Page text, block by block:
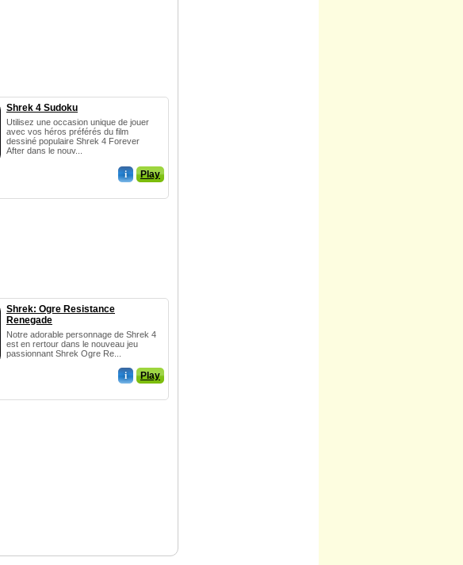
Shrek 4 Sudoku
Utilisez une occasion unique de jouer
avec vos héros préférés du film
dessiné populaire Shrek 4 Forever
After dans le nouv...
i Play
Shrek: Ogre Resistance
Renegade
Notre adorable personnage de Shrek 4
est en rertour dans le nouveau jeu
passionnant Shrek Ogre Re...
i Play